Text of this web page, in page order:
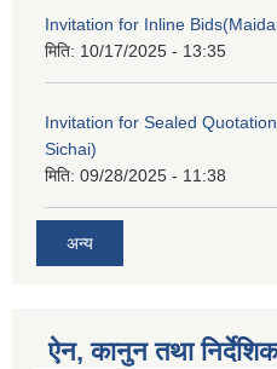
Invitation for Inline
मिति: 10/17/2025 - 13:35
Invitation for Sealed
Sichai)
मिति: 09/28/2025 - 11:38
अन्य
ऐन, कानुन तथा